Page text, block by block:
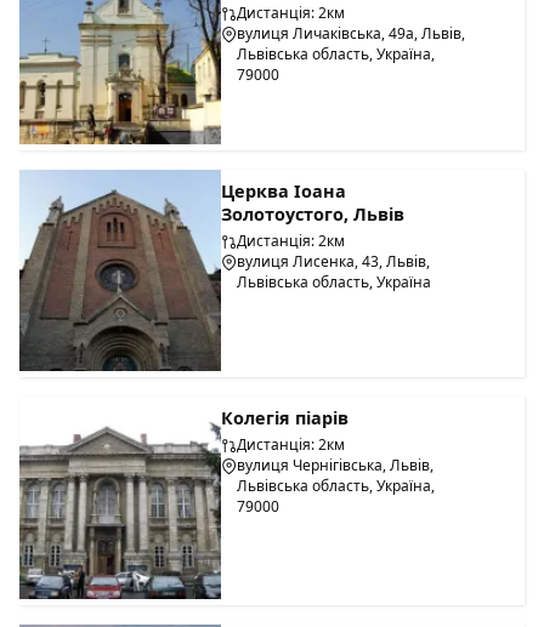
Дистанція: 2км
вулиця Личаківська, 49а, Львів,
Львівська область, Україна,
79000
Церква Іоана
Золотоустого, Львів
Дистанція: 2км
вулиця Лисенка, 43, Львів,
Львівська область, Україна
Колегія піарів
Дистанція: 2км
вулиця Чернігівська, Львів,
Львівська область, Україна,
79000